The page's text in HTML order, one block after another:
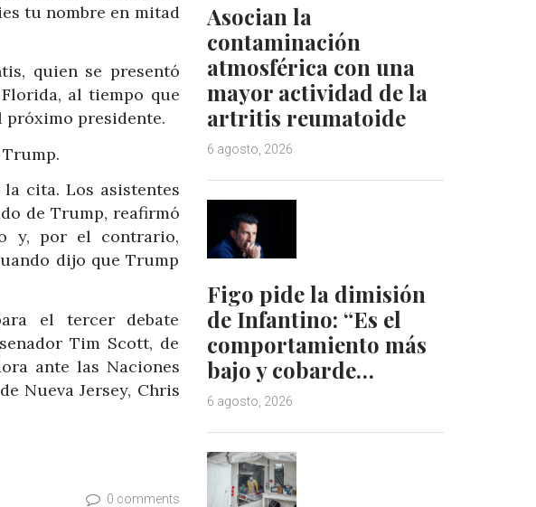
tu nombre en mitad
quien se presentó
al tiempo que
próximo presidente.
cita. Los asistentes
de Trump, reafirmó
y, por el contrario,
dijo que Trump
el tercer debate
Tim Scott, de
ante las Naciones
Nueva Jersey, Chris
0 comments
Asocian la
contaminación
atmosférica con una
mayor actividad de la
artritis reumatoide
6 agosto, 2026
Figo pide la dimisión
de Infantino: “Es el
comportamiento más
bajo y cobarde…
6 agosto, 2026